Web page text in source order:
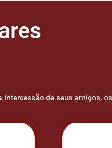
para o Egito com Jacó...
de seus amigos,